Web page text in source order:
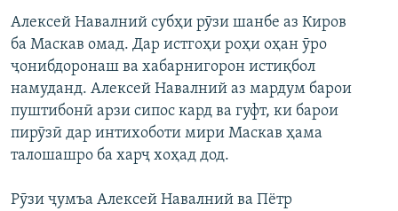
Алексей Навалний субҳи рӯзи шанбе аз Киров
ба Маскав омад. Дар истгоҳи роҳи оҳан ӯро
ҷонибдоронаш ва хабарнигорон истиқбол
намуданд. Алексей Навалний аз мардум барои
пуштибонӣ арзи сипос кард ва гуфт, ки барои
пирӯзӣ дар интихоботи мири Маскав ҳама
талошашро ба харҷ хоҳад дод.
Рӯзи ҷумъа Алексей Навалний ва Пётр